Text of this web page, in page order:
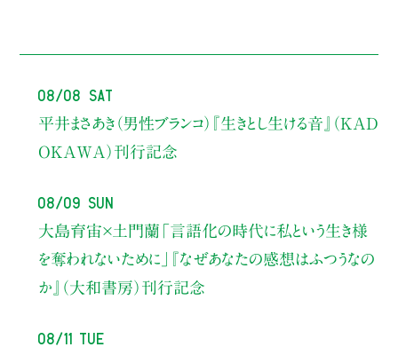
08/08 Sat
平井まさあき（男性ブランコ） 『生きとし生ける音』（KAD
OKAWA）刊行記念
08/09 Sun
大島育宙×土門蘭 「言語化の時代に私という生き様
を奪われないために」
『なぜあなたの感想はふつうなの
か』（大和書房）刊行記念
08/11 Tue